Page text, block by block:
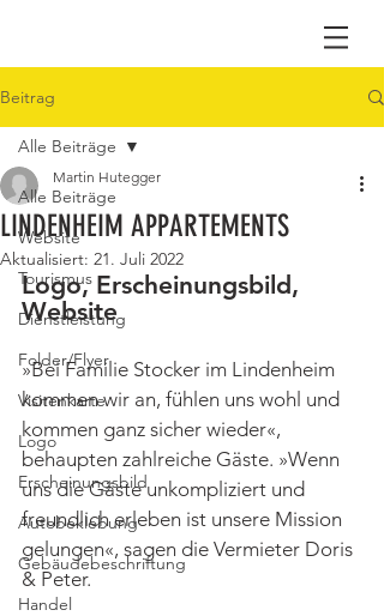
Beitrag
Alle Beiträge
Website
Tourismus
Dienstleistung
Folder/Flyer
Visitenkarte
Logo
Erscheinungsbild
Autobeklebung
Gebäudebeschriftung
Handel
Alle Beiträge
LINDENHEIM APPARTEMENTS
Martin Hutegger
Aktualisiert: 21. Juli 2022
Logo, Erscheinungsbild,
Website
»Bei Familie Stocker im Lindenheim
kommen wir an, fühlen uns wohl und
kommen ganz sicher wieder«,
behaupten zahlreiche Gäste. »Wenn
uns die Gäste unkompliziert und
freundlich erleben ist unsere Mission
gelungen«, sagen die Vermieter Doris
& Peter.